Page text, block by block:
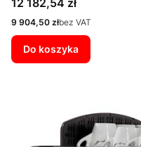
12 182,54 zł
Cena
9 904,50 złbez VAT
Do koszyka